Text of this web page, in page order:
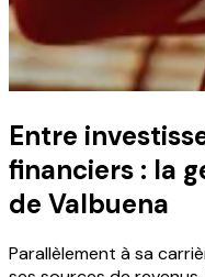
Entre
financiers : la
de Valbuena
Parallèlement à sa